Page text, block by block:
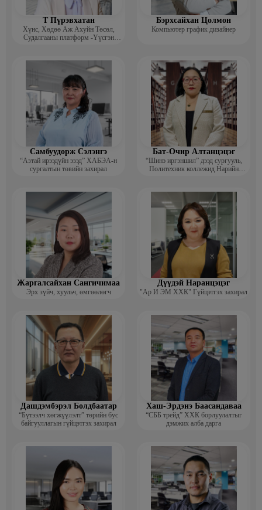
Т Пүрэвхатан
Хүнс, Хөдөө Аж Ахуйн Төсөл,
Судалгааны платформ -Үүсгэн
Бэрхсайхан Цолмон
Компьютер график дизайнер
Самбуудорж Сэлэнгэ
“Азтай ирээдүйн эзэд” ХАБЭА-н
сургалтын төвийн захирал
Бат-Очир Алтанцэцэг
“Шинэ иргэншил” дээд сургууль,
Политехник коллежид Нарийн
багш
Жаргалсайхан Сангичимаа
Эрх зүйч, хуульч, өмгөөлөгч
Дүүдэй Наранцэцэг
"Ар И ЭМ ХХК" Гүйцэтгэх захирал
Дашдэмбэрэл Болдбаатар
“Бүтээлч хөгжүүлэлт” төрийн бус
байгууллагын гүйцэтгэх захирал
Хаш-Эрдэнэ Баасандаваа
“СББ трейд” ХХК борлуулалтыг
дэмжих алба дарга